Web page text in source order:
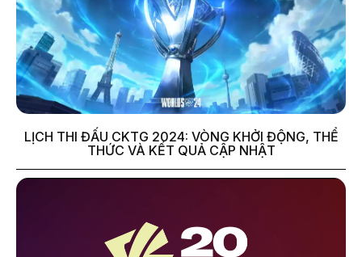
LỊCH THI ĐẤU CKTG 2024: VÒNG KHỞI ĐỘNG, THỂ
THỨC VÀ KẾT QUẢ CẬP NHẬT